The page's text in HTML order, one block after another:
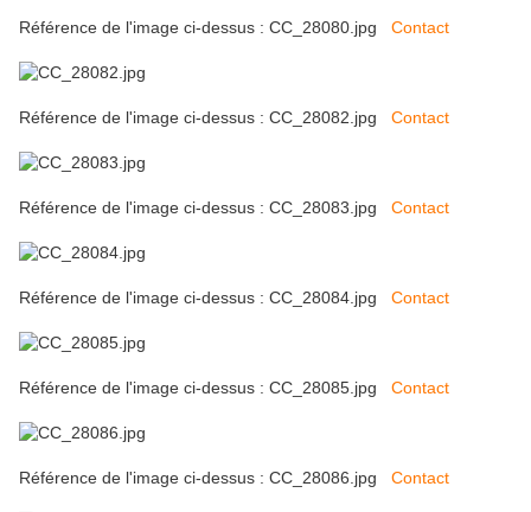
Référence de l'image ci-dessus : CC_28080.jpg Contact
Référence de l'image ci-dessus : CC_28082.jpg Contact
Référence de l'image ci-dessus : CC_28083.jpg Contact
Référence de l'image ci-dessus : CC_28084.jpg Contact
Référence de l'image ci-dessus : CC_28085.jpg Contact
Référence de l'image ci-dessus : CC_28086.jpg Contact